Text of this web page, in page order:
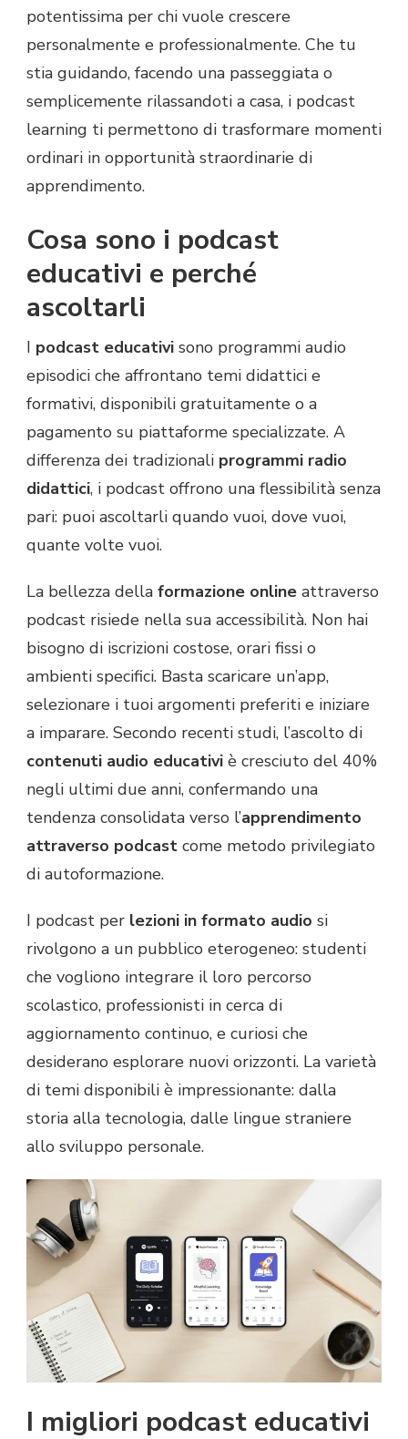
potentissima per chi vuole crescere
personalmente e professionalmente. Che tu
stia guidando, facendo una passeggiata o
semplicemente rilassandoti a casa, i podcast
learning ti permettono di trasformare momenti
ordinari in opportunità straordinarie di
apprendimento.
Cosa sono i podcast
educativi e perché
ascoltarli
I podcast educativi sono programmi audio
episodici che affrontano temi didattici e
formativi, disponibili gratuitamente o a
pagamento su piattaforme specializzate. A
differenza dei tradizionali programmi radio
didattici, i podcast offrono una flessibilità senza
pari: puoi ascoltarli quando vuoi, dove vuoi,
quante volte vuoi.
La bellezza della formazione online attraverso
podcast risiede nella sua accessibilità. Non hai
bisogno di iscrizioni costose, orari fissi o
ambienti specifici. Basta scaricare un’app,
selezionare i tuoi argomenti preferiti e iniziare
a imparare. Secondo recenti studi, l’ascolto di
contenuti audio educativi è cresciuto del 40%
negli ultimi due anni, confermando una
tendenza consolidata verso l’apprendimento
attraverso podcast come metodo privilegiato
di autoformazione.
I podcast per lezioni in formato audio si
rivolgono a un pubblico eterogeneo: studenti
che vogliono integrare il loro percorso
scolastico, professionisti in cerca di
aggiornamento continuo, e curiosi che
desiderano esplorare nuovi orizzonti. La varietà
di temi disponibili è impressionante: dalla
storia alla tecnologia, dalle lingue straniere
allo sviluppo personale.
I migliori podcast educativi